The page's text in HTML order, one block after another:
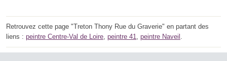
Retrouvez cette page "Treton Thony Rue du Graverie" en partant des
liens : peintre Centre-Val de Loire, peintre 41, peintre Naveil .